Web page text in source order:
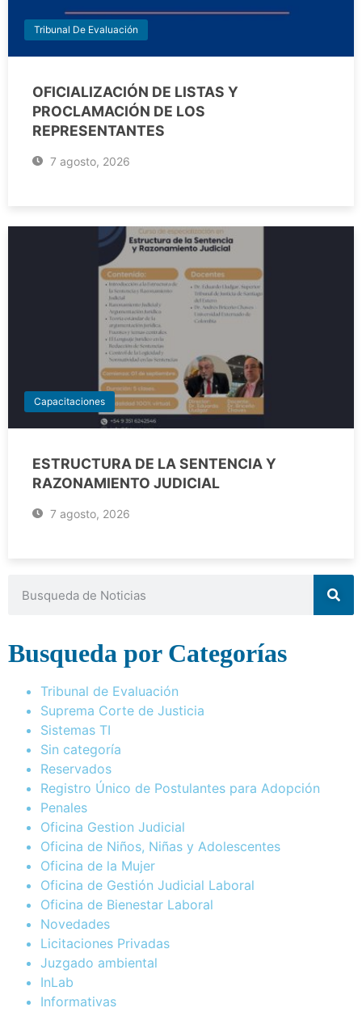
Tribunal De Evaluación
OFICIALIZACIÓN DE LISTAS Y
PROCLAMACIÓN DE LOS
REPRESENTANTES
7 agosto, 2026
Capacitaciones
ESTRUCTURA DE LA SENTENCIA Y
RAZONAMIENTO JUDICIAL
7 agosto, 2026
Busqueda por Categorías
Tribunal de Evaluación
Suprema Corte de Justicia
Sistemas TI
Sin categoría
Reservados
Registro Único de Postulantes para Adopción
Penales
Oficina Gestion Judicial
Oficina de Niños, Niñas y Adolescentes
Oficina de la Mujer
Oficina de Gestión Judicial Laboral
Oficina de Bienestar Laboral
Novedades
Licitaciones Privadas
Juzgado ambiental
InLab
Informativas